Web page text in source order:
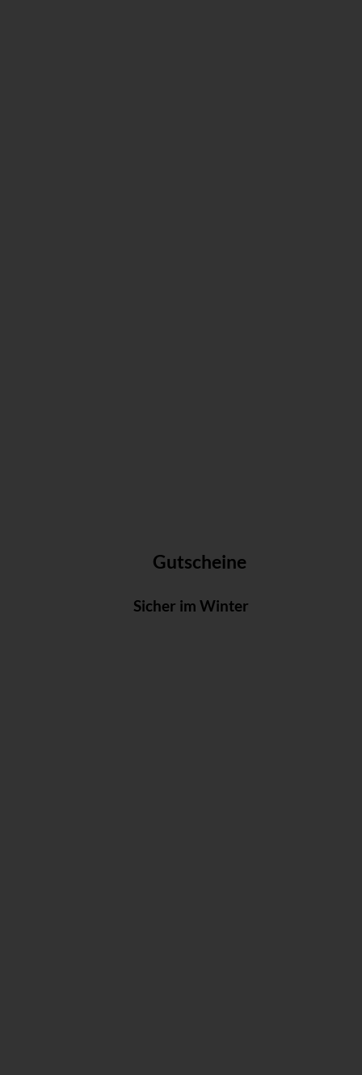
Gutscheine
Sicher im Winter